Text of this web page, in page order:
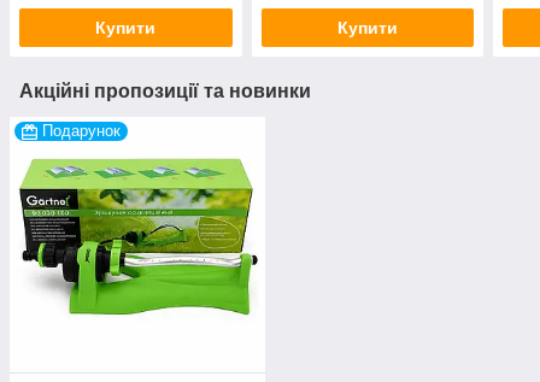
Купити Купити
Акційні пропозиції та новинки
Подарунок